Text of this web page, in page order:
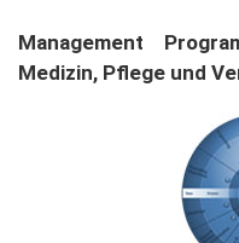
Management
Medizin, Pflege und